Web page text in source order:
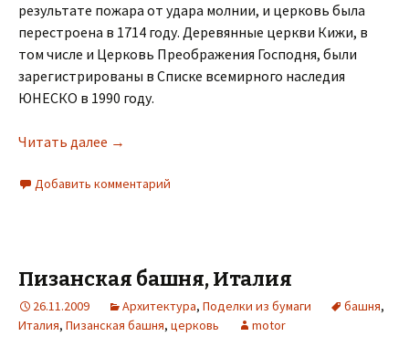
результате пожара от удара молнии, и церковь была
перестроена в 1714 году. Деревянные церкви Кижи, в
том числе и Церковь Преображения Господня, были
зарегистрированы в Списке всемирного наследия
ЮНЕСКО в 1990 году.
Читать далее →
Добавить комментарий
Пизанская башня, Италия
26.11.2009 Архитектура, Поделки из бумаги башня,
Италия, Пизанская башня, церковь motor